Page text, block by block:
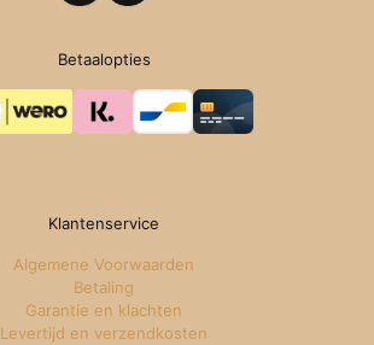
Betaalopties
Klantenservice
Algemene Voorwaarden
Betaling
Garantie en klachten
Levertijd en verzendkosten